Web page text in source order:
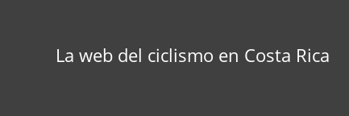
La web del ciclismo en Costa Rica